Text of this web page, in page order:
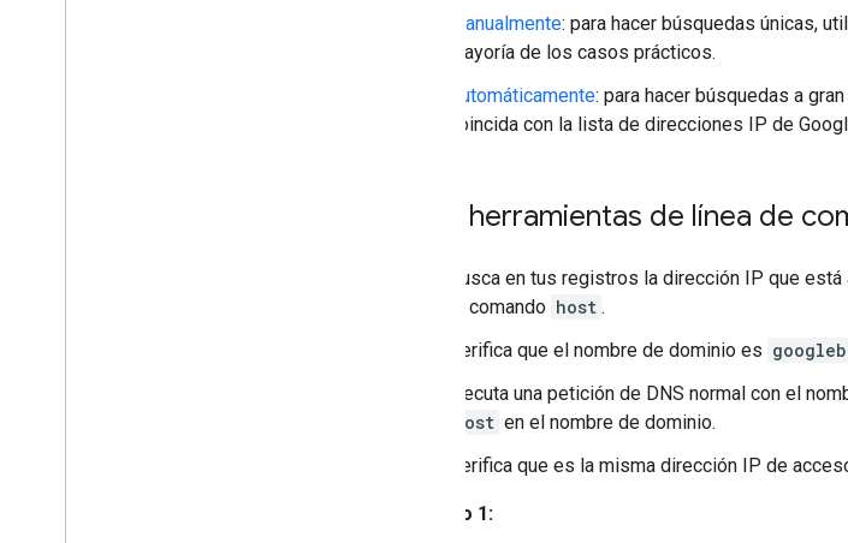
Manualmente: para hacer búsquedas únicas,
mayoría de los casos prácticos.
Automáticamente: para hacer búsquedas a
coincida con la lista de direcciones IP de
Usar herramientas de línea de
Busca en tus registros la dirección IP que
el comando host .
Verifica que el nombre de dominio es
Ejecuta una petición de DNS normal con el
host en el nombre de dominio.
Verifica que es la misma dirección IP de
Ejemplo 1: